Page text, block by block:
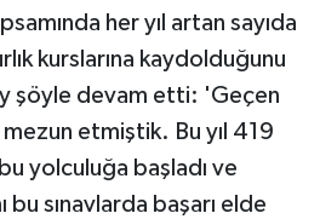
her yıl artan sayıda
kurslarına kaydolduğunu
şöyle devam etti: 'Geçen
etmiştik. Bu yıl 419
yolculuğa başladı ve
bu sınavlarda başarı elde